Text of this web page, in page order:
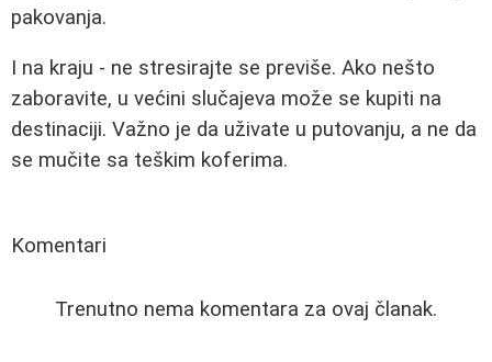
pakovanja.
I na kraju - ne stresirajte se previše. Ako nešto
zaboravite, u većini slučajeva može se kupiti na
destinaciji. Važno je da uživate u putovanju, a ne da
se mučite sa teškim koferima.
Komentari
Trenutno nema komentara za ovaj članak.